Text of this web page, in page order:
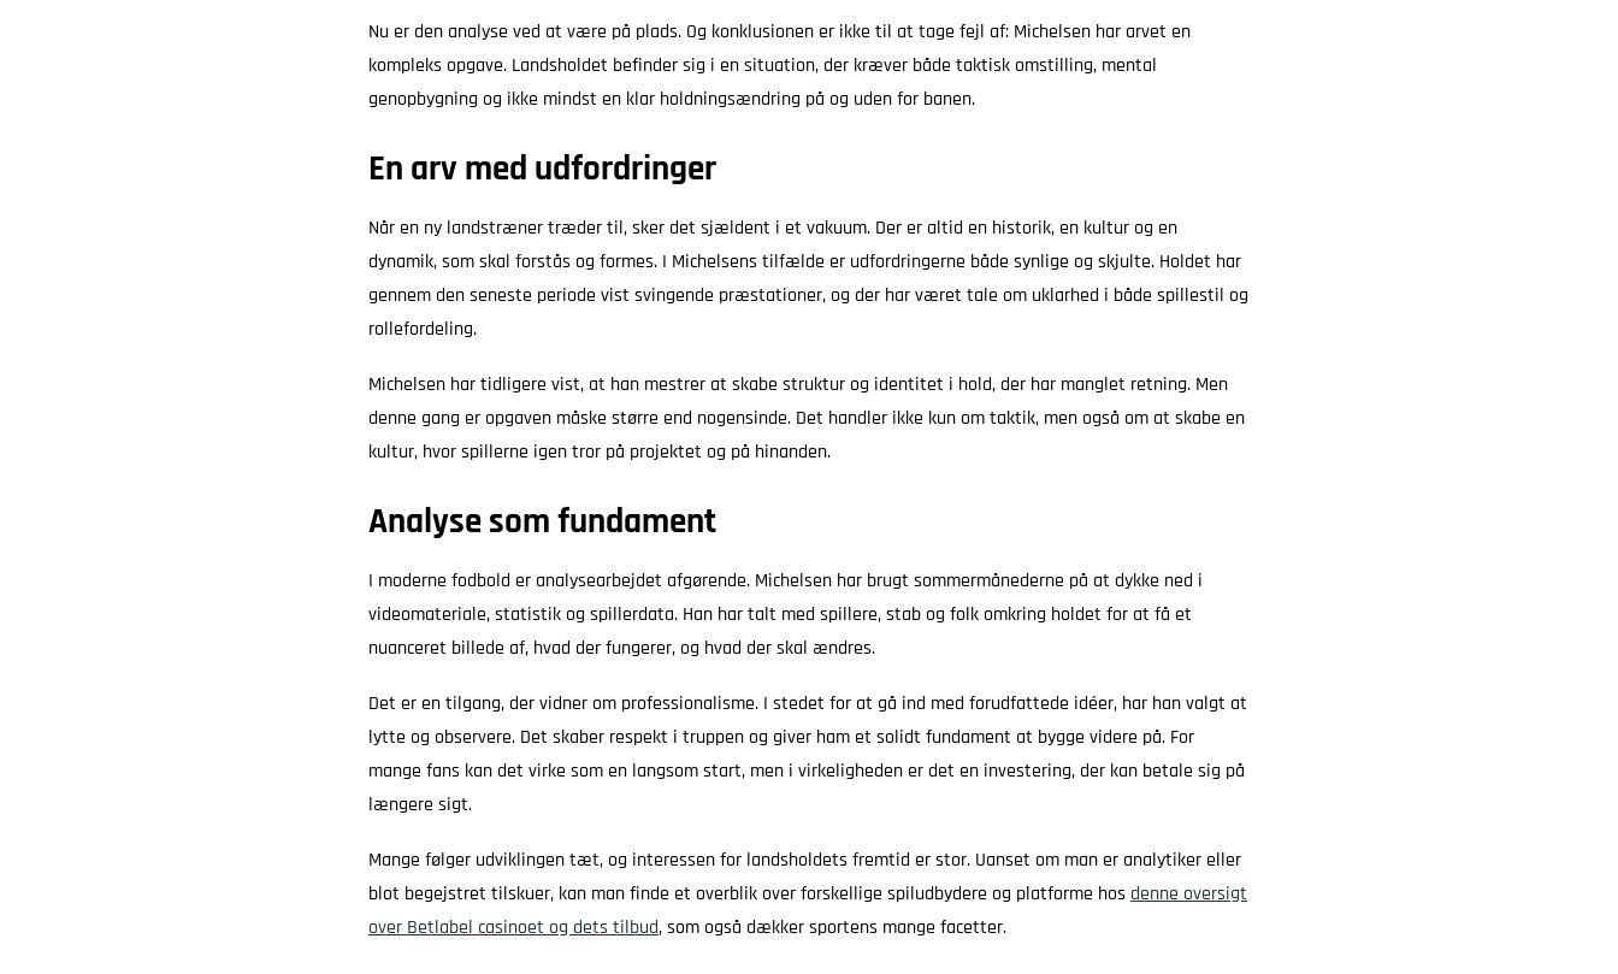
Nu er den analyse ved at være på plads. Og konklusionen er ikke til at tage fejl af: Michelsen har arvet en
kompleks opgave. Landsholdet befinder sig i en situation, der kræver både taktisk omstilling, mental
genopbygning og ikke mindst en klar holdningsændring på og uden for banen.
En arv med udfordringer
Når en ny landstræner træder til, sker det sjældent i et vakuum. Der er altid en historik, en kultur og en
dynamik, som skal forstås og formes. I Michelsens tilfælde er udfordringerne både synlige og skjulte. Holdet har
gennem den seneste periode vist svingende præstationer, og der har været tale om uklarhed i både spillestil og
rollefordeling.
Michelsen har tidligere vist, at han mestrer at skabe struktur og identitet i hold, der har manglet retning. Men
denne gang er opgaven måske større end nogensinde. Det handler ikke kun om taktik, men også om at skabe en
kultur, hvor spillerne igen tror på projektet og på hinanden.
Analyse som fundament
I moderne fodbold er analysearbejdet afgørende. Michelsen har brugt sommermånederne på at dykke ned i
videomateriale, statistik og spillerdata. Han har talt med spillere, stab og folk omkring holdet for at få et
nuanceret billede af, hvad der fungerer, og hvad der skal ændres.
Det er en tilgang, der vidner om professionalisme. I stedet for at gå ind med forudfattede idéer, har han valgt at
lytte og observere. Det skaber respekt i truppen og giver ham et solidt fundament at bygge videre på. For
mange fans kan det virke som en langsom start, men i virkeligheden er det en investering, der kan betale sig på
længere sigt.
Mange følger udviklingen tæt, og interessen for landsholdets fremtid er stor. Uanset om man er analytiker eller
blot begejstret tilskuer, kan man finde et overblik over forskellige spiludbydere og platforme hos denne oversigt
over Betlabel casinoet og dets tilbud, som også dækker sportens mange facetter.